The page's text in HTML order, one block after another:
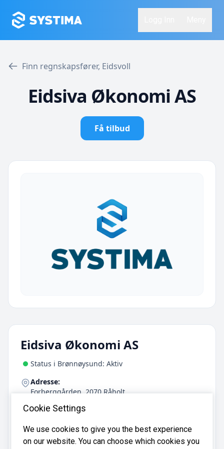
Finn regnskapsfører, Eidsvoll
Eidsiva Økonomi AS
Få tilbud
Eidsiva Økonomi AS
Status i Brønnøysund: Aktiv
Adresse:
Forberggården, 2070 Råholt
Telefon:
Cookie Settings
We use cookies to give you the best experience
on our website. You can choose which cookies you